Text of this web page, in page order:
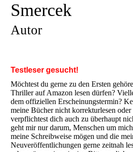
Smercek
Autor
Testleser gesucht!
Möchtest du gerne zu den Ersten
Thriller auf Amazon lesen dürfen?
dem offiziellen Erscheinungstermin?
meine Bücher nicht korrekturlesen
verpflichtest dich auch zu überhaupt
geht mir nur darum, Menschen um
meine Schreibweise mögen und die
Neuveröffentlichungen gerne zeitnah